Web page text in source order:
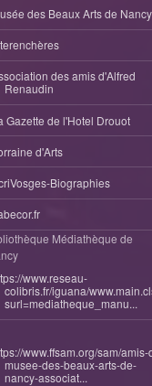
des Beaux Arts de Nancy
des amis d'Alfred
Renaudin
Gazette de l'Hotel Drouot
d'Arts
Biographies
Médiathèque de
www.reseau-
colibris.fr/iguana/
surl=mediatheque_manu...
www.ffsam.org/sam/amis-
musee-des-beaux-arts-de-
nancy-associat...